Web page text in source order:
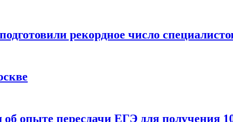
рекордное число
опыте пересдачи ЕГЭ для получения